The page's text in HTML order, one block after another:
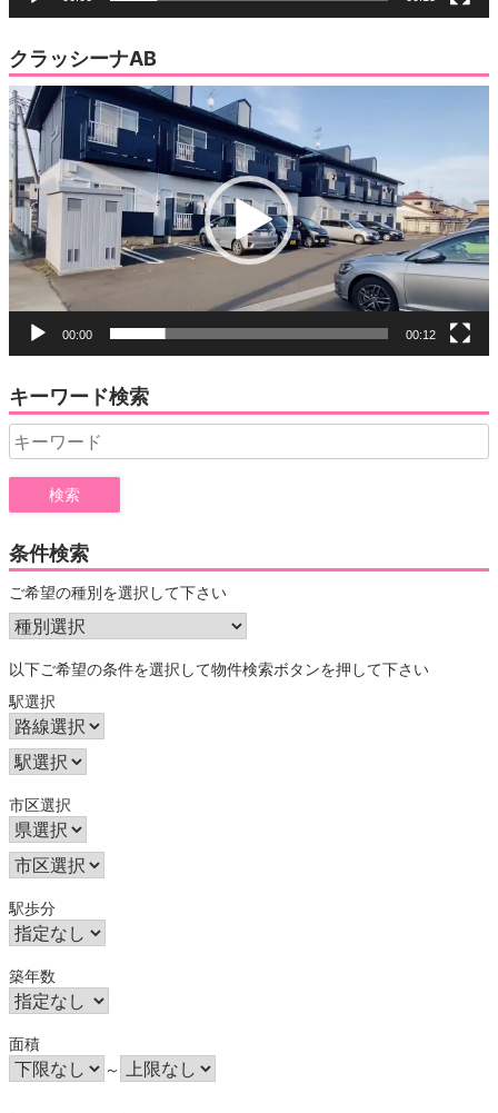
クラッシーナAB
動
画
プ
レ
ー
ヤ
ー
00:00 00:12
キーワード検索
Search
for:
条件検索
ご希望の種別を選択して下さい
以下ご希望の条件を選択して物件検索ボタンを押して下さい
駅選択
市区選択
駅歩分
築年数
面積
～